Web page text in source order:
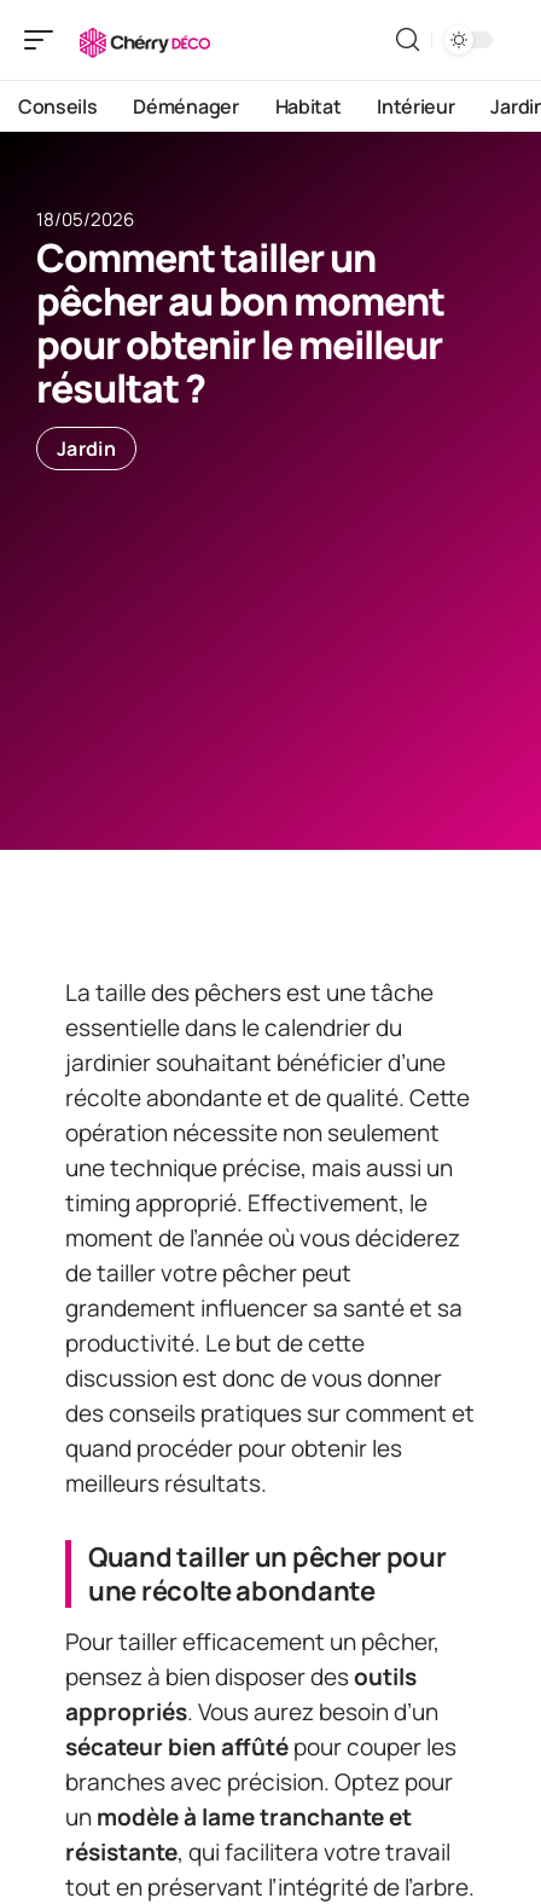
Conseils Déménager Habitat Intérieur
18/05/2026
Comment tailler un
pêcher au bon moment
pour obtenir le meilleur
résultat ?
Jardin
La taille des pêchers est une tâche
essentielle dans le calendrier du
jardinier souhaitant bénéficier d’une
récolte abondante et de qualité. Cette
opération nécessite non seulement
une technique précise, mais aussi un
timing approprié. Effectivement, le
moment de l’année où vous déciderez
de tailler votre pêcher peut
grandement influencer sa santé et sa
productivité. Le but de cette
discussion est donc de vous donner
des conseils pratiques sur comment et
quand procéder pour obtenir les
meilleurs résultats.
Quand tailler un pêcher pour
une récolte abondante
Pour tailler efficacement un pêcher,
pensez à bien disposer desoutils
appropriés. Vous aurez besoin d’un
sécateur bien affûtépour couper les
branches avec précision. Optez pour
unmodèle à lame tranchante et
résistante, qui facilitera votre travail
tout en préservant l’intégrité de l’arbre.